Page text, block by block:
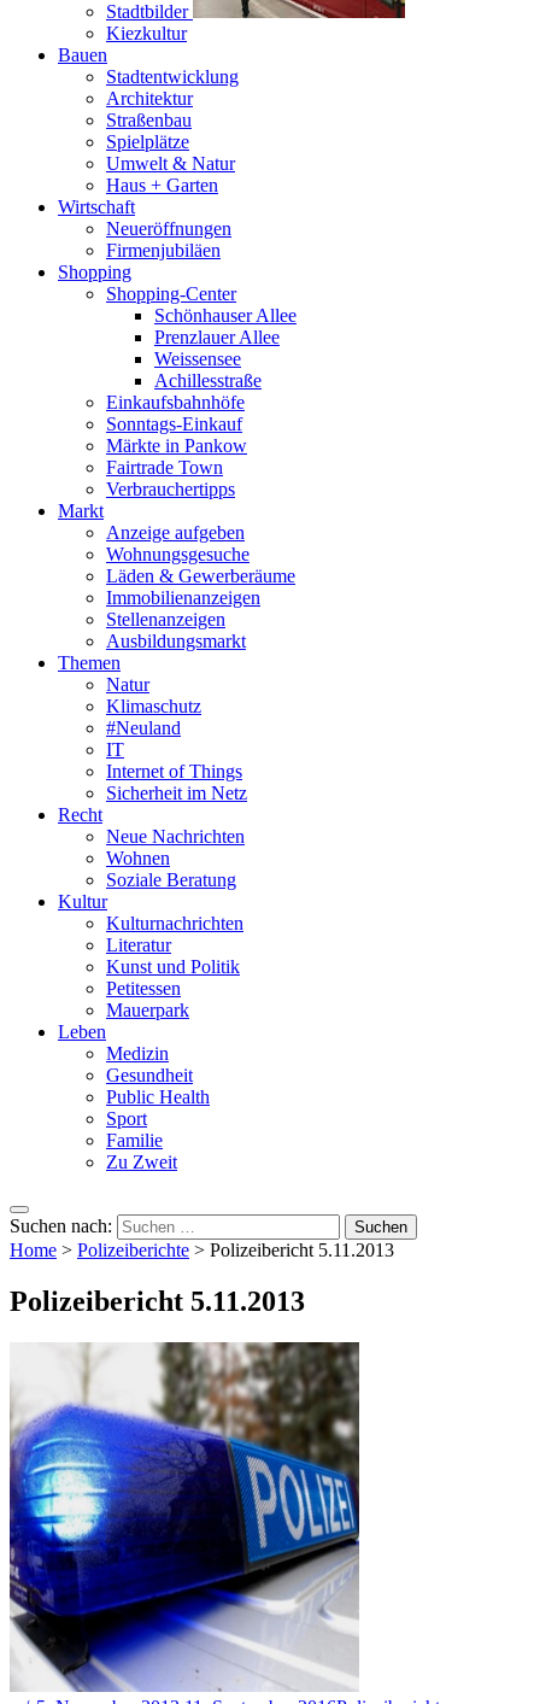
Stadtbilder
Kiezkultur
Bauen
Stadtentwicklung
Architektur
Straßenbau
Spielplätze
Umwelt & Natur
Haus + Garten
Wirtschaft
Neueröffnungen
Firmenjubiläen
Shopping
Shopping-Center
Schönhauser Allee
Prenzlauer Allee
Weissensee
Achillesstraße
Einkaufsbahnhöfe
Sonntags-Einkauf
Märkte in Pankow
Fairtrade Town
Verbrauchertipps
Markt
Anzeige aufgeben
Wohnungsgesuche
Läden & Gewerberäume
Immobilienanzeigen
Stellenanzeigen
Ausbildungsmarkt
Themen
Natur
Klimaschutz
#Neuland
IT
Internet of Things
Sicherheit im Netz
Recht
Neue Nachrichten
Wohnen
Soziale Beratung
Kultur
Kulturnachrichten
Literatur
Kunst und Politik
Petitessen
Mauerpark
Leben
Medizin
Gesundheit
Public Health
Sport
Familie
Zu Zweit
Suchen nach:
Home > Polizeiberichte > Polizeibericht 5.11.2013
Polizeibericht 5.11.2013